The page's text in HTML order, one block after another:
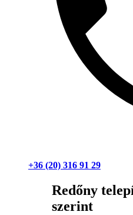
+36 (20) 316 91 29
Redőny
szerint